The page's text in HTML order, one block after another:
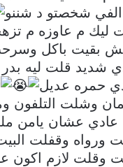
الفي شخصتو د شننو
ليك م عاوزه م
بقيت باكل
شديد قلت ليه
حمره عديل
وشلت التلفون
عادي عشان يامن
وقفلت
وقلت لازم